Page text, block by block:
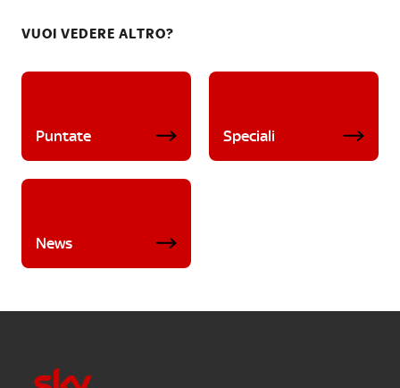
VUOI VEDERE ALTRO?
Puntate Speciali
News